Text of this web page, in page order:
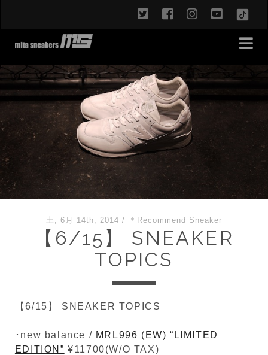
twitterfacebookinstagram
土, 6月 14th, 2014 / ＊Recommend Sneaker
【6/15】 SNEAKER
TOPICS
【6/15】 SNEAKER TOPICS
･new balance / MRL996 (EW) “LIMITED
EDITION” ¥11700(W/O TAX)